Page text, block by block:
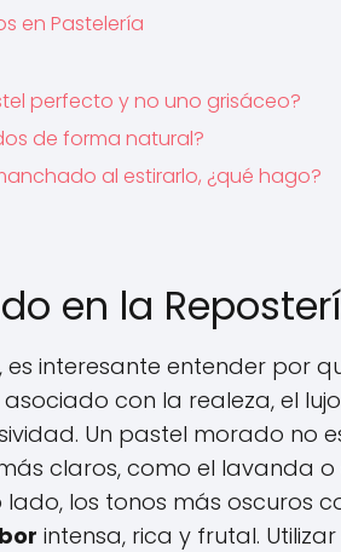
en Pastelería
perfecto y no uno grisáceo?
de forma natural?
al estirarlo, ¿qué hago?
en la
interesante entender por
con la realeza, el
Un pastel morado no
claros, como el lavanda o
los tonos más oscuros
intensa, rica y frutal.